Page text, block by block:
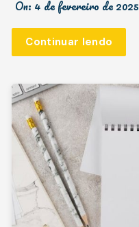
On: 4 de fevereiro de 2025
Continuar lendo